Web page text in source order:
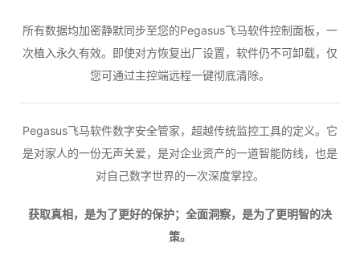
所有数据均加密静默同步至您的Pegasus飞马软件控制面板，一
次植入永久有效。即使对方恢复出厂设置，软件仍不可卸载，仅
您可通过主控端远程一键彻底清除。
Pegasus飞马软件数字安全管家，超越传统监控工具的定义。它
是对家人的一份无声关爱，是对企业资产的一道智能防线，也是
对自己数字世界的一次深度掌控。
获取真相，是为了更好的保护；全面洞察，是为了更明智的决
策。